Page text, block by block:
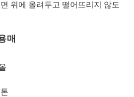
위에 올려두고 떨어뜨리지 않도
매